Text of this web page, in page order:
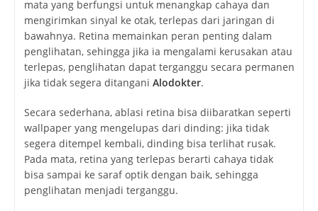
mata yang berfungsi untuk menangkap cahaya dan
mengirimkan sinyal ke otak, terlepas dari jaringan di
bawahnya. Retina memainkan peran penting dalam
penglihatan, sehingga jika ia mengalami kerusakan atau
terlepas, penglihatan dapat terganggu secara permanen
jika tidak segera ditangani Alodokter.
Secara sederhana, ablasi retina bisa diibaratkan seperti
wallpaper yang mengelupas dari dinding: jika tidak
segera ditempel kembali, dinding bisa terlihat rusak.
Pada mata, retina yang terlepas berarti cahaya tidak
bisa sampai ke saraf optik dengan baik, sehingga
penglihatan menjadi terganggu.